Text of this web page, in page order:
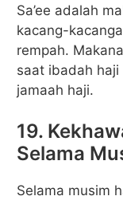
Sa’ee adalah
kacang-
rempah.
saat ibadah
jamaah haji.
19.
Selama
Selama musim